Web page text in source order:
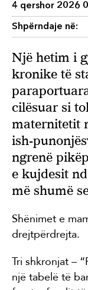
4 qershor 2026
Shpërndaje në:
Një hetim i
kronike të
cilësuar si
maternitetit
ish-
ngrenë
e kujdesit
më shumë
Shënimet e
drejtpërdrejta.
Tri shkronjat –
një tabelë të